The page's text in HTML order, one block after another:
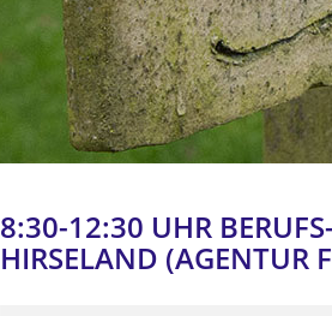
8:30-12:30 UHR
HIRSELAND (AGENTUR